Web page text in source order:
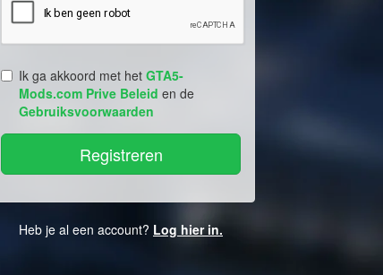
Ik ga akkoord met het GTA5-
Mods.com Prive Beleid en de
Gebruiksvoorwaarden
Heb je al een account? Log hier in.